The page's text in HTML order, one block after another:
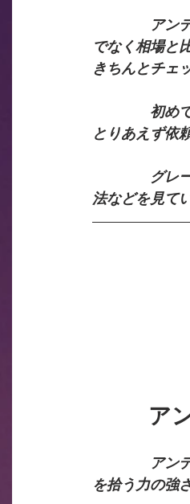
アンテナ工
でなく相場と
きちんとチェ
初めてのア
とりあえず依
グレーな会
法などを見て
アン
アンテナの
を拾う力の強